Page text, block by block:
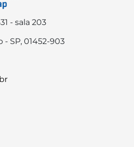
- sala 203
- SP, 01452-903